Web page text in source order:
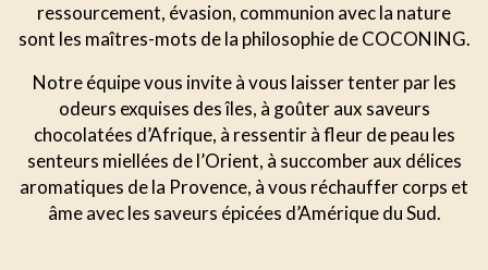
ressourcement, évasion, communion avec la nature
sont les maîtres-mots de la philosophie de COCONING.
Notre équipe vous invite à vous laisser tenter par les
odeurs exquises des îles, à goûter aux saveurs
chocolatées d’Afrique, à ressentir à fleur de peau les
senteurs miellées de l’Orient, à succomber aux délices
aromatiques de la Provence, à vous réchauffer corps et
âme avec les saveurs épicées d’Amérique du Sud.